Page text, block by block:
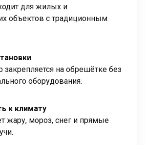
для жилых и
объектов с традиционным
закрепляется на обрешётке без
оборудования.
к климату
жару, мороз, снег и прямые